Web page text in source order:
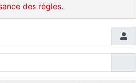
des règles.